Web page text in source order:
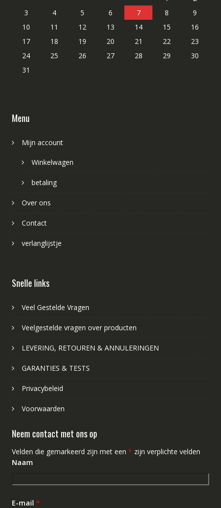
3
4 5 6 7 8
9
10
11 12 13 14 15
16
17
18 19 20 21 22
23
24
25 26 27 28 29
30
31
Menu
Mijn account
Winkelwagen
betaling
Over ons
Contact
verlanglijstje
Snelle links
Veel Gestelde Vragen
Veelgestelde vragen over producten
LEVERING, RETOUREN & ANNULERINGEN
GARANTIES & TESTS
Privacybeleid
Voorwaarden
Neem contact met ons op
Velden die gemarkeerd zijn met een * zijn verplichte velden
Naam
E-mail *